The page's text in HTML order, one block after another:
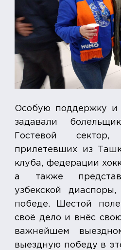
Особую поддержку и
задавали
Гостевой
прилетевших из
клуба, федерации
а также
узбекской
победе. Шестой
своё дело и внёс
важнейшем
выездную победу в